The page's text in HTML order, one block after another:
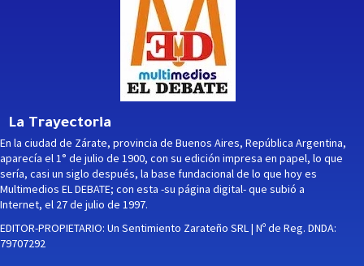
La Trayectoria
En la ciudad de Zárate, provincia de Buenos Aires, República Argentina,
aparecía el 1° de julio de 1900, con su edición impresa en papel, lo que
sería, casi un siglo después, la base fundacional de lo que hoy es
Multimedios EL DEBATE; con esta -su página digital- que subió a
Internet, el 27 de julio de 1997.
EDITOR-PROPIETARIO: Un Sentimiento Zarateño SRL | Nº de Reg. DNDA:
79707292